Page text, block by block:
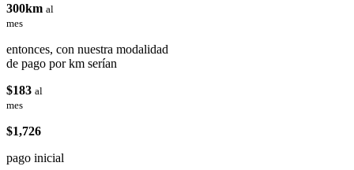
300km al
mes
entonces, con nuestra modalidad
de pago por km serían
$183 al
mes
$1,726
pago inicial